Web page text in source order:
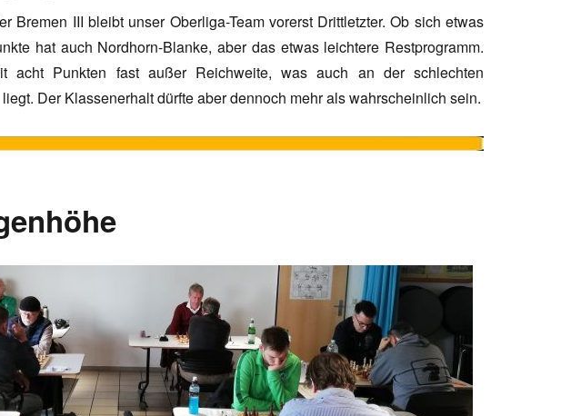
Bremen III bleibt unser Oberliga-Team vorerst Drittletzter. Ob sich etwas
hat auch Nordhorn-Blanke, aber das etwas leichtere Restprogramm.
acht Punkten fast außer Reichweite, was auch an der schlechten
Der Klassenerhalt dürfte aber dennoch mehr als wahrscheinlich sein.